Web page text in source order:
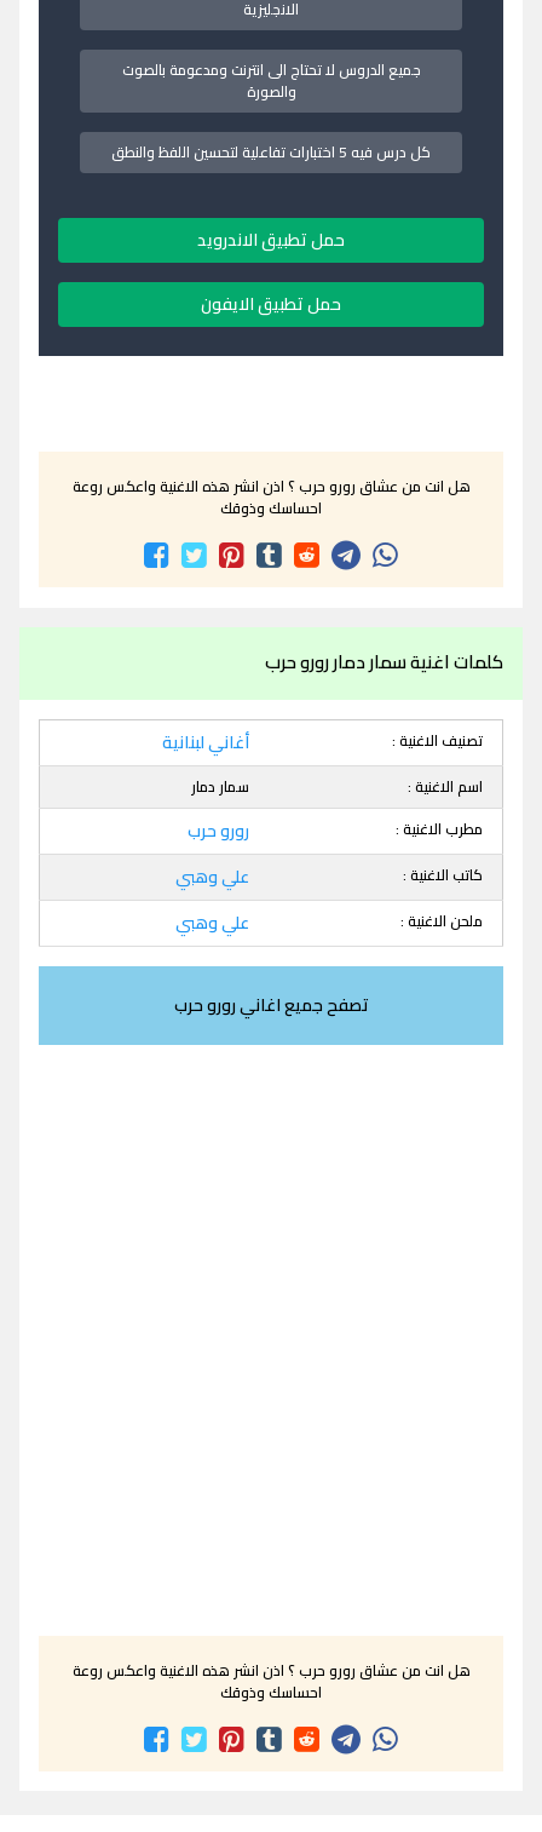
الانجليزية
جميع الدروس لا تحتاج الى انترنت ومدعومة بالصوت
والصورة
كل درس فيه 5 اختبارات تفاعلية لتحسين اللفظ والنطق
حمل تطبيق الاندرويد
حمل تطبيق الايفون
هل انت من عشاق رورو حرب ؟ اذن انشر هذه الاغنية واعكس روعة
احساسك وذوقك
كلمات اغنية سمار دمار رورو حرب
تصنيف الاغنية : أغاني لبنانية
اسم الاغنية :
سمار دمار
مطرب الاغنية :
رورو حرب
كاتب الاغنية : علي وهبي
ملحن الاغنية : علي وهبي
تصفح جميع اغاني رورو حرب
هل انت من عشاق رورو حرب ؟ اذن انشر هذه الاغنية واعكس روعة
احساسك وذوقك